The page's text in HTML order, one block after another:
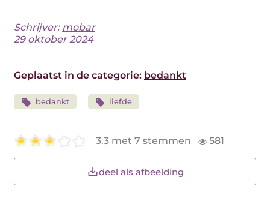
Schrijver: mobar
29 oktober 2024
Geplaatst in de categorie: bedankt
bedankt liefde
3.3 met 7 stemmen 581
deel als afbeelding